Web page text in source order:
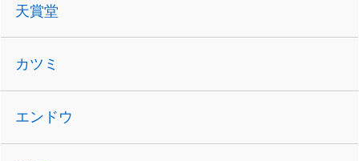
天賞堂
カツミ
エンドウ